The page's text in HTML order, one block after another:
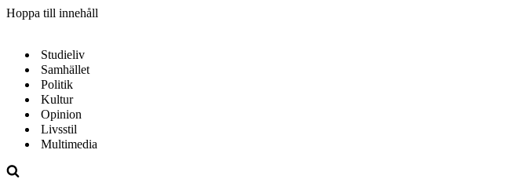
Hoppa till innehåll
Studieliv
Samhället
Politik
Kultur
Opinion
Livsstil
Multimedia